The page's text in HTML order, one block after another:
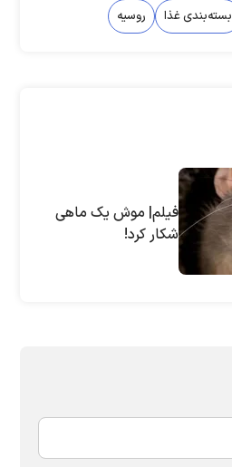
بسته‌بندی غذا روسیه
فیلم| موش یک ماهی
شکار کرد!